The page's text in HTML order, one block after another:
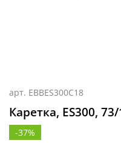
арт. EBBES300C18
Каретка, ES300,
-37%